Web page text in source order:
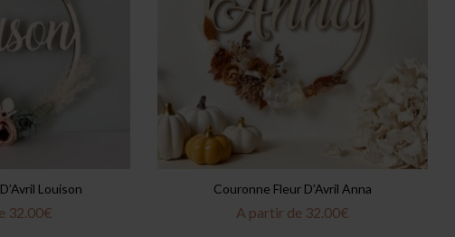
Louison
32.00€
Couronne Fleur D’Avril Anna
A partir de 32.00€